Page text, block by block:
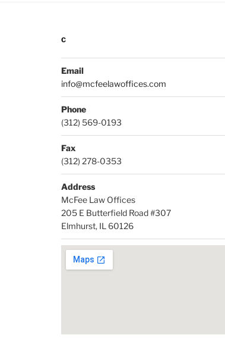
C
Email
info@mcfeelawoffices.com
Phone
(312) 569-0193
Fax
(312) 278-0353
Address
McFee Law Offices
205 E Butterfield Road #307
Elmhurst, IL 60126